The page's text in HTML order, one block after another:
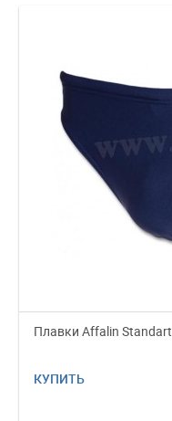
Плавки Affalin Standart
КУПИТЬ